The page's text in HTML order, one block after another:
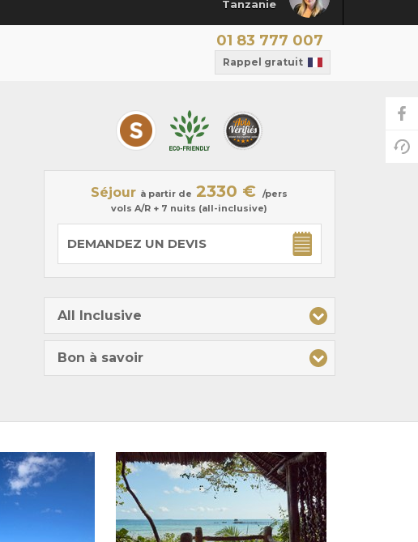
Tanzanie
01 83 777 007
Rappel gratuit
Séjour à partir de 2330 € /pers
vols A/R + 7 nuits (all-inclusive)
DEMANDEZ UN DEVIS
All Inclusive
Bon à savoir